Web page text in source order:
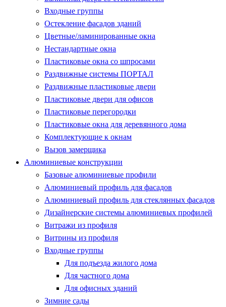
Входные группы
Остекление фасадов зданий
Цветные/ламинированные окна
Нестандартные окна
Пластиковые окна со шпросами
Раздвижные системы ПОРТАЛ
Раздвижные пластиковые двери
Пластиковые двери для офисов
Пластиковые перегородки
Пластиковые окна для деревянного дома
Комплектующие к окнам
Вызов замерщика
Алюминиевые конструкции
Базовые алюминиевые профили
Алюминиевый профиль для фасадов
Алюминиевый профиль для стеклянных фасадов
Дизайнерские системы алюминиевых профилей
Витражи из профиля
Витрины из профиля
Входные группы
Для подъезда жилого дома
Для частного дома
Для офисных зданий
Зимние сады